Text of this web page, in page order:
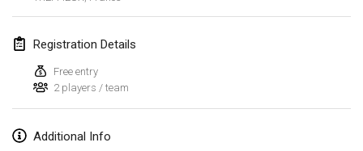
Registration Details
Free entry
2 players / team
Additional Info
Feb 3, 2018|Finland
Tournoi de la St Valentin
Faschings-Mölkky